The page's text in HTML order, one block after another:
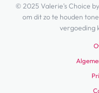
© 2025 Valerie's Choice
om dit zo te houden
vergoeding